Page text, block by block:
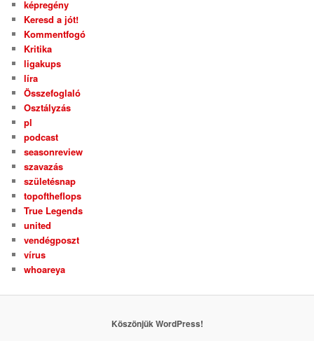
képregény
Keresd a jót!
Kommentfogó
Kritika
ligakups
líra
Összefoglaló
Osztályzás
pl
podcast
seasonreview
szavazás
születésnap
topoftheflops
True Legends
united
vendégposzt
vírus
whoareya
Köszönjük WordPress!